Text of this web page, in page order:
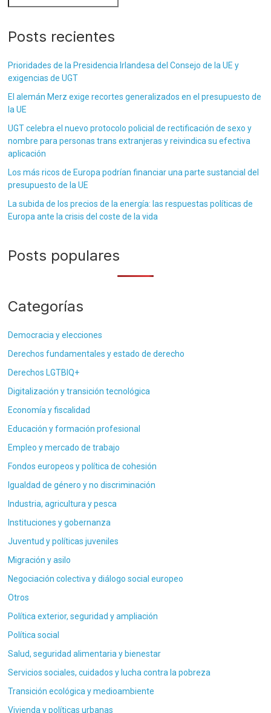
Posts recientes
Prioridades de la Presidencia Irlandesa del Consejo de la UE y
exigencias de UGT
El alemán Merz exige recortes generalizados en el presupuesto de
la UE
UGT celebra el nuevo protocolo policial de rectificación de sexo y
nombre para personas trans extranjeras y reivindica su efectiva
aplicación
Los más ricos de Europa podrían financiar una parte sustancial del
presupuesto de la UE
La subida de los precios de la energía: las respuestas políticas de
Europa ante la crisis del coste de la vida
Posts populares
Categorías
Democracia y elecciones
Derechos fundamentales y estado de derecho
Derechos LGTBIQ+
Digitalización y transición tecnológica
Economía y fiscalidad
Educación y formación profesional
Empleo y mercado de trabajo
Fondos europeos y política de cohesión
Igualdad de género y no discriminación
Industria, agricultura y pesca
Instituciones y gobernanza
Juventud y políticas juveniles
Migración y asilo
Negociación colectiva y diálogo social europeo
Otros
Política exterior, seguridad y ampliación
Política social
Salud, seguridad alimentaria y bienestar
Servicios sociales, cuidados y lucha contra la pobreza
Transición ecológica y medioambiente
Vivienda y políticas urbanas